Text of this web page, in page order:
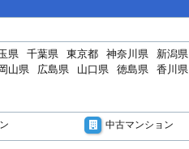
県 千葉県 東京都 神奈川県 新潟県
岡山県 広島県 山口県 徳島県 香川県
中古マンション